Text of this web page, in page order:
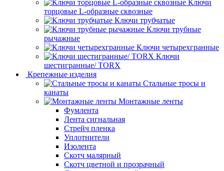
Ключи
торцовые L-образные сквозные
Ключи трубчатые
Ключи трубные
рычажные
Ключи четырехгранные
Ключи
шестигранные/ TORX
Крепежные изделия
Стальные тросы и
канаты
Монтажные ленты
Фумлента
Лента сигнальная
Стрейч пленка
Уплотнители
Изолента
Скотч малярный
Скотч цветной и прозрачный